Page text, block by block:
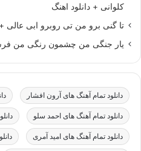
کلوانی + دانلود اهنگ
تا گنی برو من تی روبرو ابی عالی +
یار جنگی من چشمون رنگی من
دانلود تمام آهنگ های آرون افشار
دانلود تمام آهنگ های احمد سلو
دانلود تمام آهنگ های امید آمری